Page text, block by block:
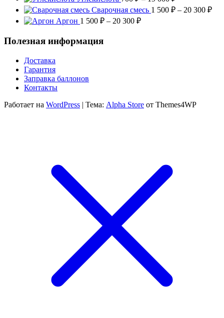
цен:
Сварочная смесь 1 500 ₽ – 20 300 ₽
Аргон 1 500 ₽ – 20 300 ₽Диапазон
Полезная информация
Доставка
Гарантия
Заправка баллонов
Контакты
Работает на WordPress | Тема: Alpha Store от Themes4WP